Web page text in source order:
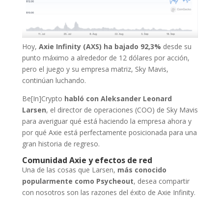
Hoy, Axie Infinity (AXS) ha bajado 92,3% desde su
punto máximo a alrededor de 12 dólares por acción,
pero el juego y su empresa matriz, Sky Mavis,
continúan luchando.
Be[In]Crypto habló con Aleksander Leonard
Larsen, el director de operaciones (COO) de Sky Mavis
para averiguar qué está haciendo la empresa ahora y
por qué Axie está perfectamente posicionada para una
gran historia de regreso.
Comunidad Axie y efectos de red
Una de las cosas que Larsen, más conocido
popularmente como Psycheout, desea compartir
con nosotros son las razones del éxito de Axie Infinity.